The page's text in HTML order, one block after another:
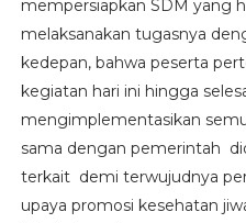
mempersiapkan SDM yang
melaksanakan tugasnya
kedepan, bahwa peserta
kegiatan hari ini hingga
mengimplementasikan
sama dengan pemerintah
terkait demi terwujudnya
upaya promosi kesehatan